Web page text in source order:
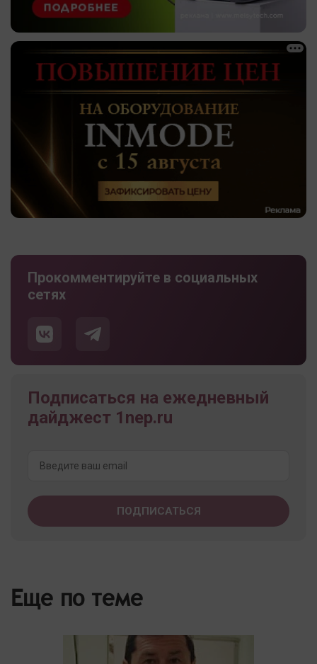
Прокомментируйте в социальных
сетях
Подписаться на ежедневный
дайджест 1nep.ru
Еще по теме